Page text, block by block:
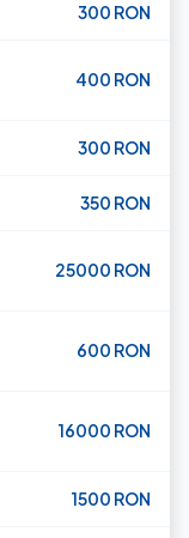
300 RON
400 RON
300 RON
350 RON
25000 RON
600 RON
16000 RON
1500 RON